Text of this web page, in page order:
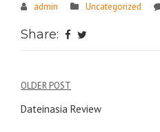
admin Uncategorized
Share:
Điều
hướng
OLDER POST
Dateinasia Review